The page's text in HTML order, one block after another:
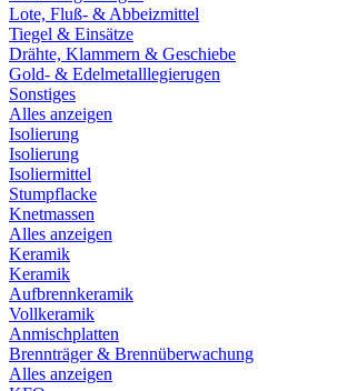
Lote, Fluß- & Abbeizmittel
Tiegel & Einsätze
Drähte, Klammern & Geschiebe
Gold- & Edelmetalllegierugen
Sonstiges
Alles anzeigen
Isolierung
Isolierung
Isoliermittel
Stumpflacke
Knetmassen
Alles anzeigen
Keramik
Keramik
Aufbrennkeramik
Vollkeramik
Anmischplatten
Brennträger & Brennüberwachung
Alles anzeigen